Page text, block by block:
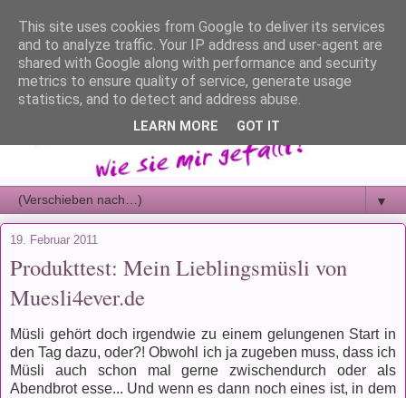
▼
19. Februar 2011
Produkttest: Mein Lieblingsmüsli von
Muesli4ever.de
Müsli gehört doch irgendwie zu einem gelungenen Start in
den Tag dazu, oder?! Obwohl ich ja zugeben muss, dass ich
Müsli auch schon mal gerne zwischendurch oder als
Abendbrot esse... Und wenn es dann noch eines ist, in dem
This site uses cookies from Google to deliver its services
and to analyze traffic. Your IP address and user-agent are
shared with Google along with performance and security
metrics to ensure quality of service, generate usage
statistics, and to detect and address abuse.
LEARN MORE GOT IT